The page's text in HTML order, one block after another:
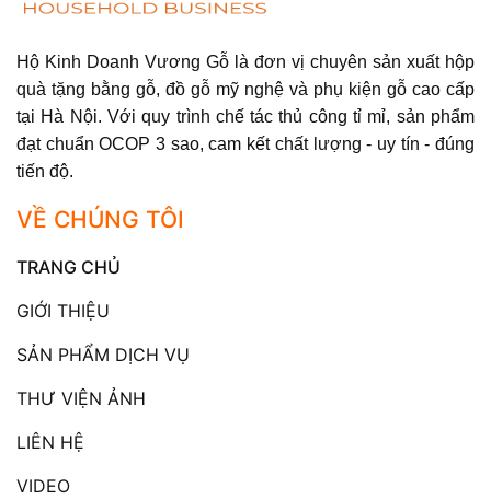
Hộ Kinh Doanh Vương Gỗ là đơn vị chuyên sản xuất hộp
quà tặng bằng gỗ, đồ gỗ mỹ nghệ và phụ kiện gỗ cao cấp
tại Hà Nội. Với quy trình chế tác thủ công tỉ mỉ, sản phẩm
đạt chuẩn OCOP 3 sao, cam kết chất lượng - uy tín - đúng
tiến độ.
VỀ CHÚNG TÔI
TRANG CHỦ
GIỚI THIỆU
SẢN PHẨM DỊCH VỤ
THƯ VIỆN ẢNH
LIÊN HỆ
VIDEO